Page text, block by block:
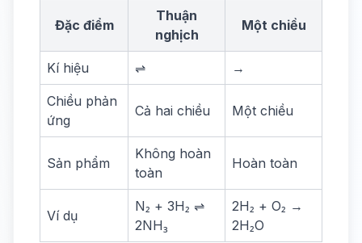
Đặc điểm
Thuận
nghịch
Một chiều
Kí hiệu ⇌ →
Chiều phản
ứng
Cả hai chiều Một chiều
Sản phẩm
Không hoàn
toàn
Hoàn toàn
Ví dụ
N₂ + 3H₂ ⇌
2NH₃
2H₂ + O₂ →
2H₂O